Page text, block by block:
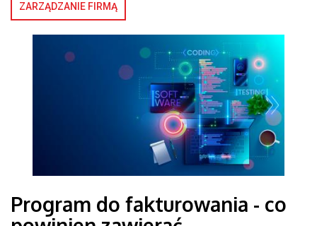
ZARZĄDZANIE FIRMĄ
Program do fakturowania - co